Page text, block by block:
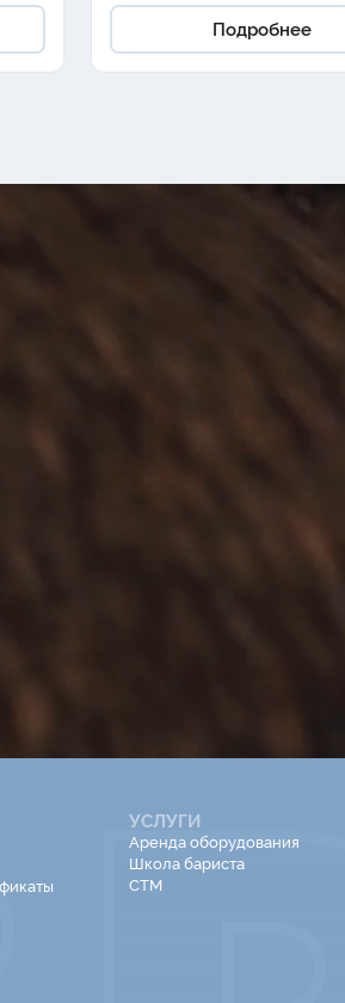
Подробнее
УСЛУГИ
Аренда оборудования
Школа бариста
СТМ